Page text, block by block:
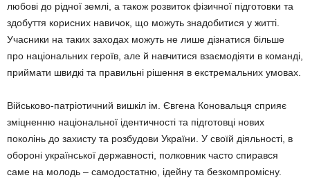
любові до рідної землі, а також розвиток фізичної підготовки та
здобуття корисних навичок, що можуть знадобитися у житті.
Учасники на таких заходах можуть не лише дізнатися більше
про національних героїв, але й навчитися взаємодіяти в команді,
приймати швидкі та правильні рішення в екстремальних умовах.
Військово-патріотичний вишкіл ім. Євгена Коновальця сприяє
зміцненню національної ідентичності та підготовці нових
поколінь до захисту та розбудови України. У своїй діяльності, в
обороні української державності, полковник часто спирався
саме на молодь – самодостатню, ідейну та безкомпромісну.